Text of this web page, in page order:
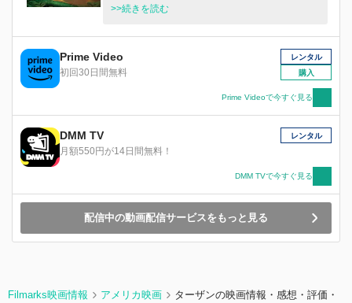
のバギーラと一緒にスリルに満ちた冒険の旅に出
催眠術が得意な蛇のカー、そしてのんきなクマの
バルーと出会う。バルーはモーグリに、人生にお
いて“本当に必要なもの”と友情について教える。
>>続きを読む
Prime Video
初回30日間無料
レンタル
購入
Prime Videoで今すぐ見る
DMM TV
月額550円が14日間無料！
レンタル
DMM TVで今すぐ見る
配信中の動画配信サービスをもっと見る
Filmarks映画情報 アメリカ映画
ターザンの映画情報・感想・評価・